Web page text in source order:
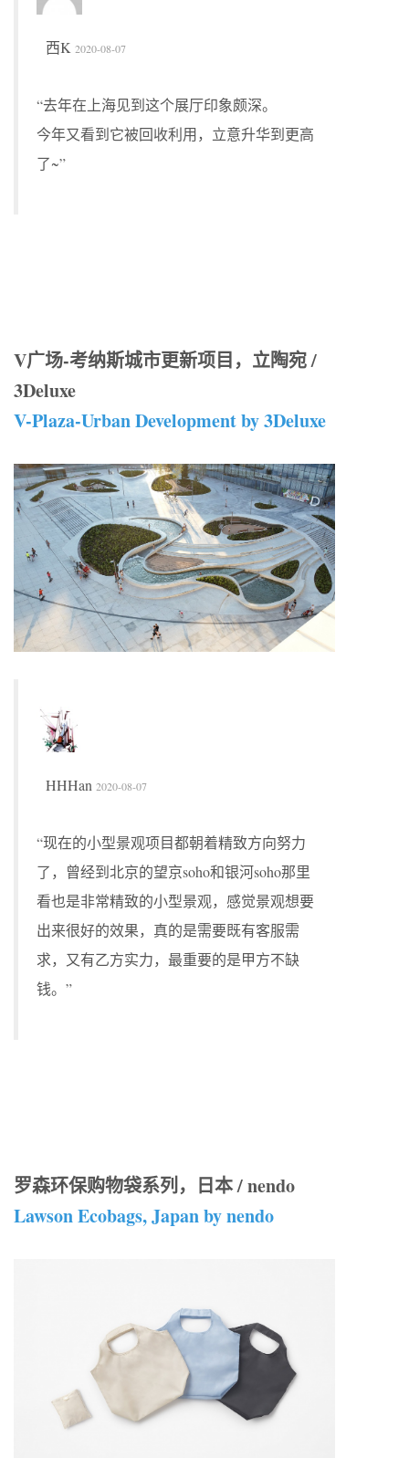
西K 2020-08-07
“去年在上海见到这个展厅印象颇深。
今年又看到它被回收利用，立意升华到更高
了~”
V广场-考纳斯城市更新项目，立陶宛 /
3Deluxe
V-Plaza-Urban Development by 3Deluxe
HHHan 2020-08-07
“现在的小型景观项目都朝着精致方向努力
了，曾经到北京的望京soho和银河soho那里
看也是非常精致的小型景观，感觉景观想要
出来很好的效果，真的是需要既有客服需
求，又有乙方实力，最重要的是甲方不缺
钱。”
罗森环保购物袋系列，日本 / nendo
Lawson Ecobags, Japan by nendo